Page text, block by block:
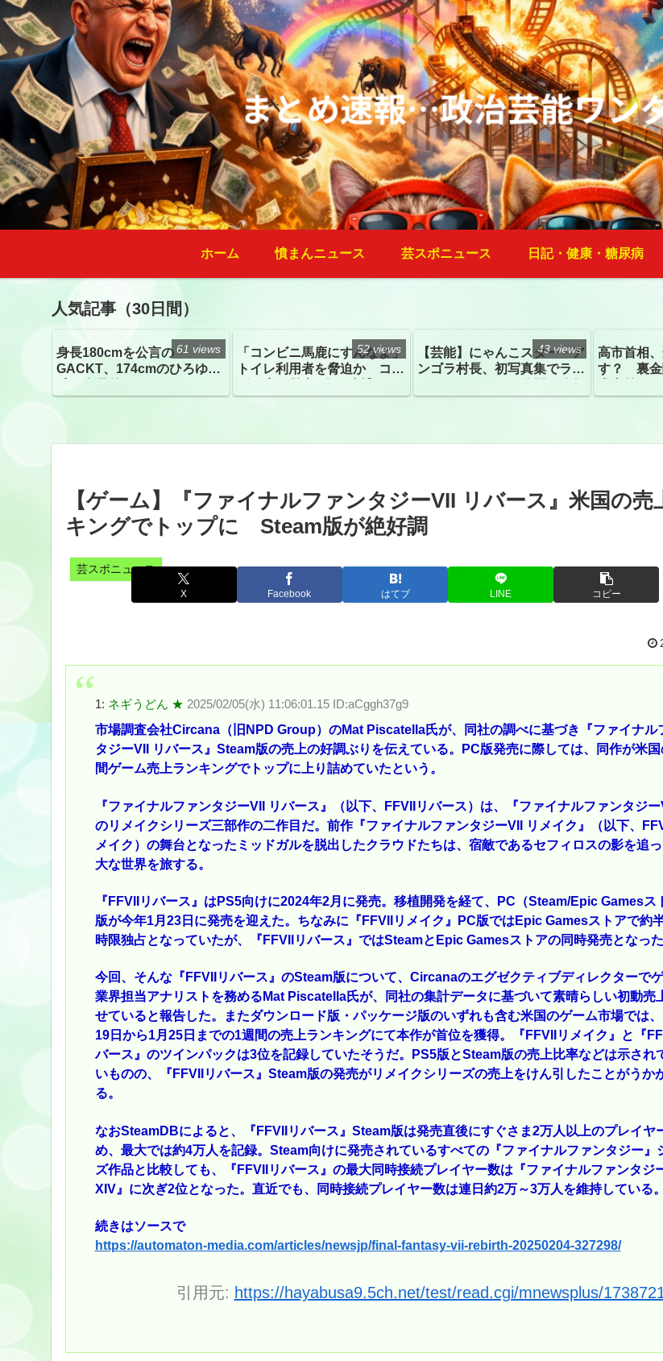
ホーム 憤まんニュース 芸スポニュース 日記・健康・糖尿病
人気記事（30日間）
身長180cmを公言の
GACKT、174cmのひろゆき
トざわつき イベントでの写
61 views
「コンビニ馬鹿にすんなよ」
トイレ利用者を脅迫か コン
52 views
【芸能】にゃんこスター・ア
ンゴラ村長、初写真集でラン
はデジタル写真集が異例の大
43 views
高市首相
す？ 裏金
【ゲーム】『ファイナルファンタジーVII リバース』米国の売
キングでトップに Steam版が絶好調
芸スポニュース
X Facebook はてブ LINE コピー
1: ネギうどん ★ 2025/02/05(水) 11:06:01.15 ID:aCggh37g9
市場調査会社Circana（旧NPD Group）のMat Piscatella氏が、同社の調べに基づき『ファイナル
タジーVII リバース』Steam版の売上の好調ぶりを伝えている。PC版発売に際しては、同作が米国
間ゲーム売上ランキングでトップに上り詰めていたという。
『ファイナルファンタジーVII リバース』（以下、FFVIIリバース）は、『ファイナルファンタジー
のリメイクシリーズ三部作の二作目だ。前作『ファイナルファンタジーVII リメイク』（以下、
メイク）の舞台となったミッドガルを脱出したクラウドたちは、宿敵であるセフィロスの影を追
大な世界を旅する。
『FFVIIリバース』はPS5向けに2024年2月に発売。移植開発を経て、PC（Steam/Epic Gamesス
版が今年1月23日に発売を迎えた。ちなみに『FFVIIリメイク』PC版ではEpic Gamesストアで約
時限独占となっていたが、『FFVIIリバース』ではSteamとEpic Gamesストアの同時発売となった
今回、そんな『FFVIIリバース』のSteam版について、Circanaのエグゼクティブディレクターで
業界担当アナリストを務めるMat Piscatella氏が、同社の集計データに基づいて素晴らしい初動売
せていると報告した。またダウンロード版・パッケージ版のいずれも含む米国のゲーム市場では、
19日から1月25日までの1週間の売上ランキングにて本作が首位を獲得。『FFVIIリメイク』と『
バース』のツインパックは3位を記録していたそうだ。PS5版とSteam版の売上比率などは示され
いものの、『FFVIIリバース』Steam版の発売がリメイクシリーズの売上をけん引したことがうか
る。
なおSteamDBによると、『FFVIIリバース』Steam版は発売直後にすぐさま2万人以上のプレイヤ
め、最大では約4万人を記録。Steam向けに発売されているすべての『ファイナルファンタジー』
ズ作品と比較しても、『FFVIIリバース』の最大同時接続プレイヤー数は『ファイナルファンタジ
XIV』に次ぎ2位となった。直近でも、同時接続プレイヤー数は連日約2万～3万人を維持している。
続きはソースで
https://automaton-media.com/articles/newsjp/final-fantasy-vii-rebirth-20250204-327298/
引用元: https://hayabusa9.5ch.net/test/read.cgi/mnewsplus/